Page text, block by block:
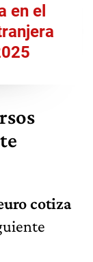
en el
cotiza